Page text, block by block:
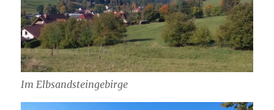
Im Elbsandsteingebirge